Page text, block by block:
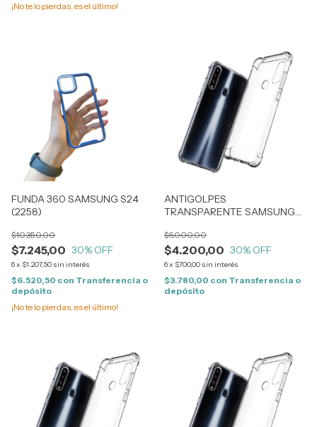
¡No te lo pierdas, es el último!
FUNDA 360 SAMSUNG S24
(2258)
$7.245,00
$10.350,00
30% OFF
6x $1.207,50 sin interés
$6.520,50 con Transferencia o
depósito
¡No te lo pierdas, es el último!
ANTIGOLPES
TRANSPARENTE SAMSUNG
$4.200,00
$6.000,00
30% OFF
6x $700,00 sin interés
$3.780,00 con Transferencia o
depósito